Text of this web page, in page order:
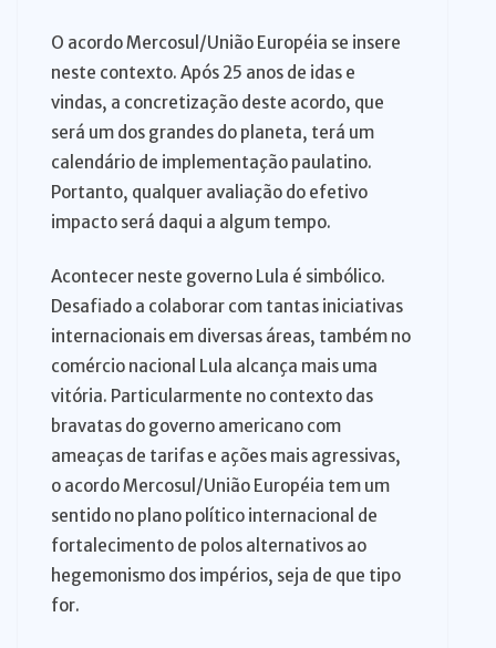
O acordo Mercosul/União Européia se insere
neste contexto. Após 25 anos de idas e
vindas, a concretização deste acordo, que
será um dos grandes do planeta, terá um
calendário de implementação paulatino.
Portanto, qualquer avaliação do efetivo
impacto será daqui a algum tempo.
Acontecer neste governo Lula é simbólico.
Desafiado a colaborar com tantas iniciativas
internacionais em diversas áreas, também no
comércio nacional Lula alcança mais uma
vitória. Particularmente no contexto das
bravatas do governo americano com
ameaças de tarifas e ações mais agressivas,
o acordo Mercosul/União Européia tem um
sentido no plano político internacional de
fortalecimento de polos alternativos ao
hegemonismo dos impérios, seja de que tipo
for.